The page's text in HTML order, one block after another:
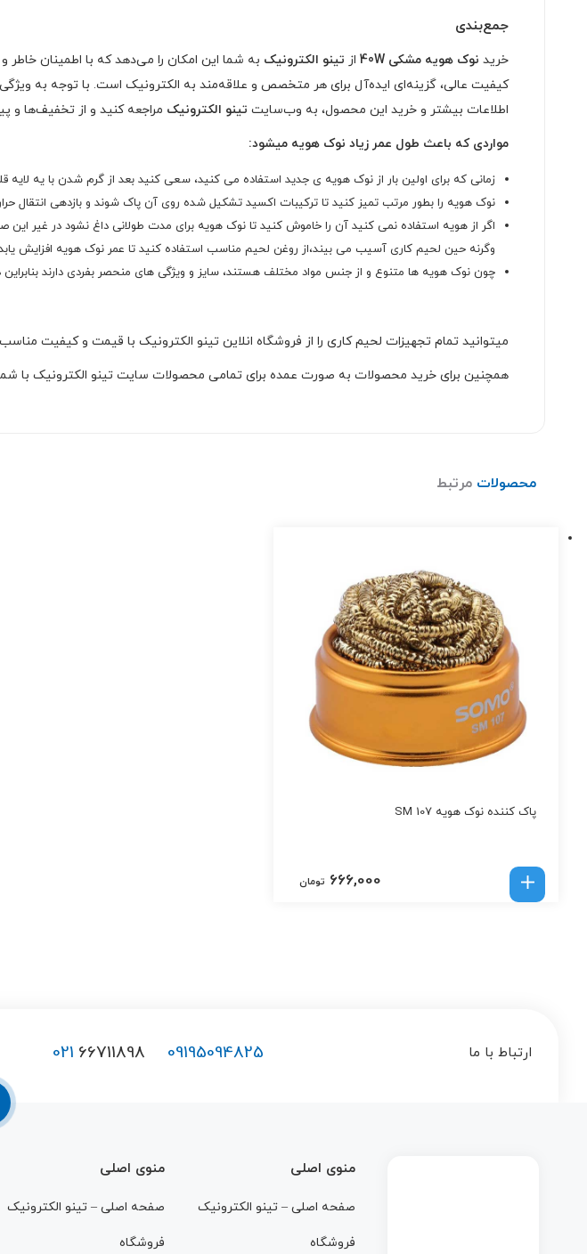
جمع‌بندی
خرید نوک هویه مشکی 40W از تینو الکترونیک به شما این امکان را می‌دهد که با اطمینان خاطر
کیفیت عالی، گزینه‌ای ایده‌آل برای هر متخصص و علاقه‌مند به الکترونیک است. با توجه به
اطلاعات بیشتر و خرید این محصول، به وب‌سایت تینو الکترونیک مراجعه کنید و از تخفیف‌ها و
مواردی که باعث طول عمر زیاد نوک هویه میشود:
زمانی که برای اولین بار از نوک هویه ی جدید استفاده می کنید، سعی کنید بعد از گرم شدن با یه لایه
نوک هویه را بطور مرتب تمیز کنید تا ترکیبات اکسید تشکیل شده روی آن پاک شوند و بازدهی انتقال
اگر از هویه استفاده نمی کنید آن را خاموش کنید تا نوک هویه برای مدت طولانی داغ نشود در غیر
وگرنه حین لحیم کاری آسیب می بیند،از روغن لحیم مناسب استفاده کنید تا عمر نوک هویه افزایش
چون نوک هویه ها متنوع و از جنس مواد مختلف هستند، سایز و ویژگی های منحصر بفردی دارند
میتوانید تمام تجهیزات لحیم کاری را از فروشگاه انلاین تینو الکترونیک با قیمت و کیفیت
همچنین برای خرید محصولات به صورت عمده برای تمامی محصولات سایت تینو الکترونیک با
محصولات مرتبط
پاک کننده نوک هویه SM 107
666,000 تومان
ارتباط با ما 021 66711898 09195094825
منوی اصلی
صفحه اصلی – تینو الکترونیک
فروشگاه
منوی اصلی
صفحه اصلی – تینو الکترونیک
فروشگاه